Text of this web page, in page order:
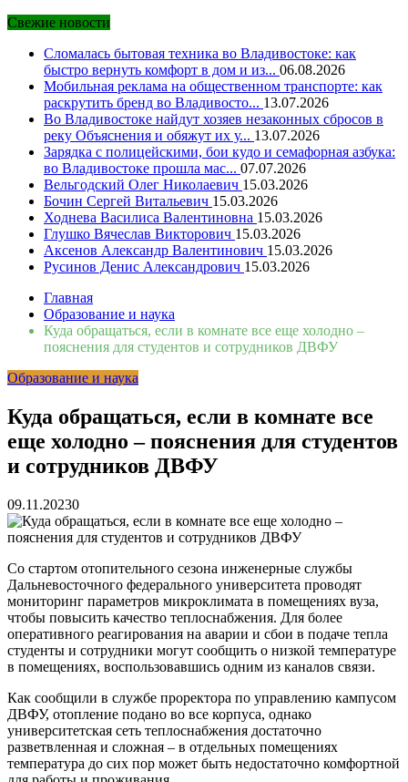
Свежие новости
Сломалась бытовая техника во Владивостоке: как
быстро вернуть комфорт в дом и из... 06.08.2026
Мобильная реклама на общественном транспорте: как
раскрутить бренд во Владивосто... 13.07.2026
Во Владивостоке найдут хозяев незаконных сбросов в
реку Объяснения и обяжут их у... 13.07.2026
Зарядка с полицейскими, бои кудо и семафорная азбука:
во Владивостоке прошла мас... 07.07.2026
Вельгодский Олег Николаевич 15.03.2026
Бочин Сергей Витальевич 15.03.2026
Ходнева Василиса Валентиновна 15.03.2026
Глушко Вячеслав Викторович 15.03.2026
Аксенов Александр Валентинович 15.03.2026
Русинов Денис Александрович 15.03.2026
Главная
Образование и наука
Куда обращаться, если в комнате все еще холодно –
пояснения для студентов и сотрудников ДВФУ
Образование и наука
Куда обращаться, если в комнате все
еще холодно – пояснения для студентов
и сотрудников ДВФУ
09.11.20230
Со стартом отопительного сезона инженерные службы
Дальневосточного федерального университета проводят
мониторинг параметров микроклимата в помещениях вуза,
чтобы повысить качество теплоснабжения. Для более
оперативного реагирования на аварии и сбои в подаче тепла
студенты и сотрудники могут сообщить о низкой температуре
в помещениях, воспользовавшись одним из каналов связи.
Как сообщили в службе проректора по управлению кампусом
ДВФУ, отопление подано во все корпуса, однако
университетская сеть теплоснабжения достаточно
разветвленная и сложная – в отдельных помещениях
температура до сих пор может быть недостаточно комфортной